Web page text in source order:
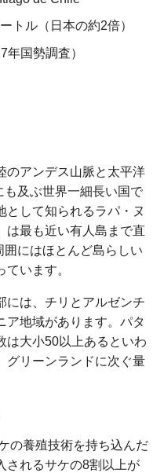
トル（日本の約2倍）
年国勢調査）
のアンデス山脈と太平洋
及ぶ世界一細長い国で
として知られるラパ・ヌ
は最も近い有人島まで直
にはほとんど島らしい
います。
には、チリとアルゼンチ
ア地域があります。パタ
は大小50以上あるといわ
グリーンランドに次ぐ量
の養殖技術を持ち込んだ
されるサケの8割以上が